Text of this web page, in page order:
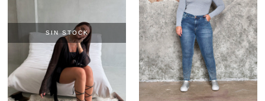
SIN STOCK